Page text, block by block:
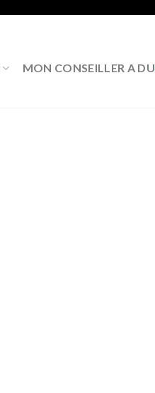
MON CONSEILLER A DU